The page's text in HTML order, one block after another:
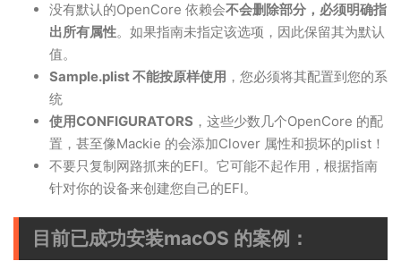
没有默认的OpenCore 依赖会不会删除部分，必须明确指
出所有属性。如果指南未指定该选项，因此保留其为默认
值。
Sample.plist 不能按原样使用 ，您必须将其配置到您的系
统
使用CONFIGURATORS ，这些少数几个OpenCore 的配
置，甚至像Mackie 的会添加Clover 属性和损坏的plist！
不要只复制网路抓来的EFI。它可能不起作用，根据指南
针对你的设备来创建您自己的EFI。
目前已成功安装macOS 的案例：